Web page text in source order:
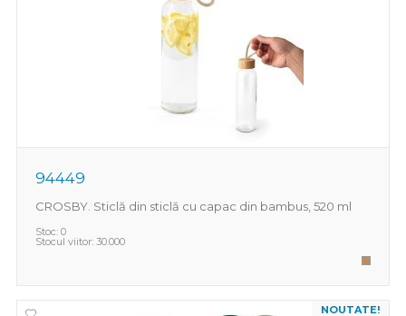
94449
CROSBY. Sticlă din sticlă cu capac din bambus, 520 ml
Stoc: 0
Stocul viitor: 30.000
NOUTATE!